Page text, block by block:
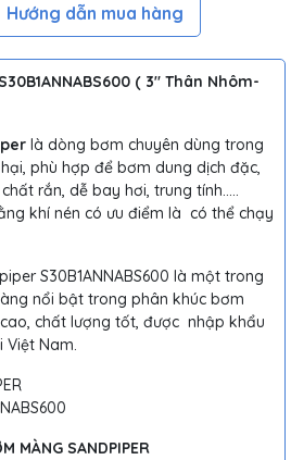
Hướng dẫn mua hàng
( 3″ Thân Nhôm-
là dòng bơm chuyên dùng trong
phù hợp để bơm dung dịch đặc,
rắn, dễ bay hơi, trung tính…..
khí nén có ưu điểm là có thể chạy
S30B1ANNABS600 là một trong
nổi bật trong phân khúc bơm
chất lượng tốt, được nhập khẩu
Nam.
MÀNG SANDPIPER